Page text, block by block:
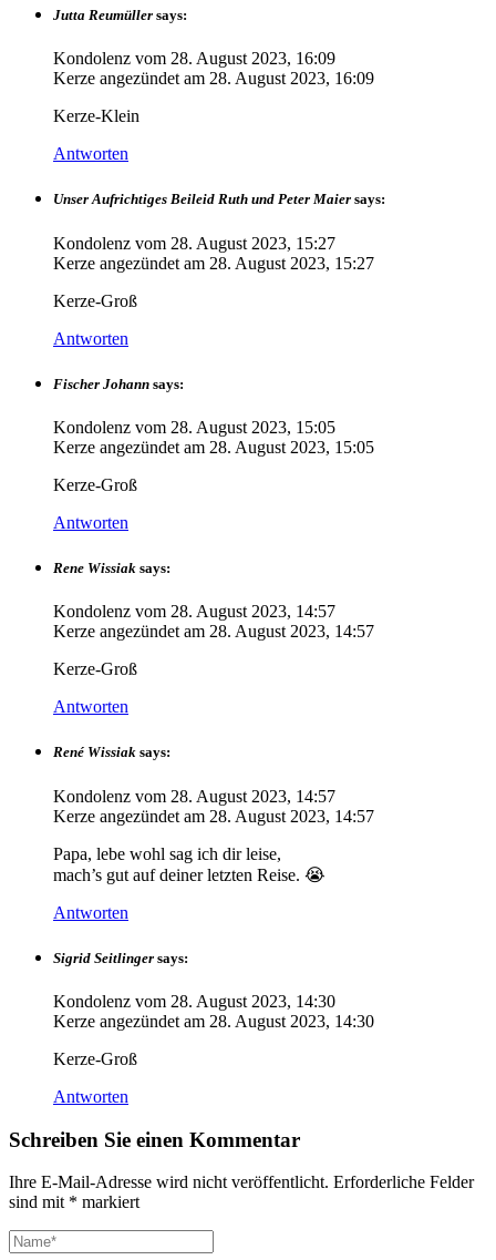
Jutta Reumüller says:
Kondolenz vom 28. August 2023, 16:09
Kerze angezündet am 28. August 2023, 16:09
Kerze-Klein
Antworten
Unser Aufrichtiges Beileid Ruth und Peter Maier says:
Kondolenz vom 28. August 2023, 15:27
Kerze angezündet am 28. August 2023, 15:27
Kerze-Groß
Antworten
Fischer Johann says:
Kondolenz vom 28. August 2023, 15:05
Kerze angezündet am 28. August 2023, 15:05
Kerze-Groß
Antworten
Rene Wissiak says:
Kondolenz vom 28. August 2023, 14:57
Kerze angezündet am 28. August 2023, 14:57
Kerze-Groß
Antworten
René Wissiak says:
Kondolenz vom 28. August 2023, 14:57
Kerze angezündet am 28. August 2023, 14:57
Papa, lebe wohl sag ich dir leise,
mach’s gut auf deiner letzten Reise. 😭
Antworten
Sigrid Seitlinger says:
Kondolenz vom 28. August 2023, 14:30
Kerze angezündet am 28. August 2023, 14:30
Kerze-Groß
Antworten
Schreiben Sie einen Kommentar
Ihre E-Mail-Adresse wird nicht veröffentlicht. Erforderliche Felder
sind mit * markiert